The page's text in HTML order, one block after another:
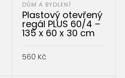
DŮM A BYDLENÍ
Plastový otevřený
regál PLUS 60/4 –
135 x 60 x 30 cm
560 Kč